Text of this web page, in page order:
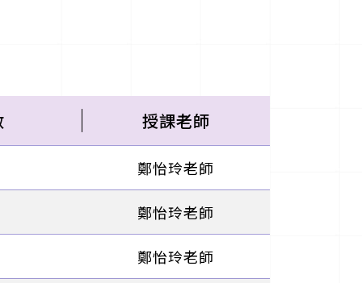
授課老師
鄭怡玲老師
鄭怡玲老師
鄭怡玲老師